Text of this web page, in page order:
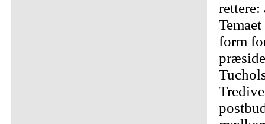
rettere:
form